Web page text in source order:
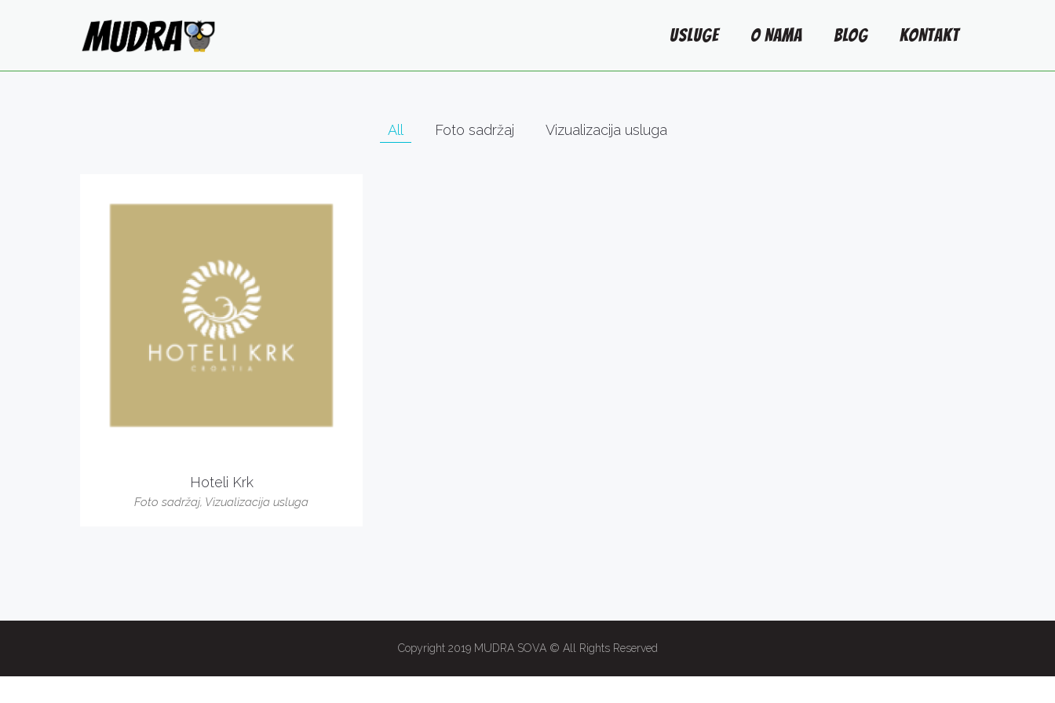
USLUGE O NAMA BLOG KONTAKT
All Foto sadržaj Vizualizacija usluga
Hoteli Krk
Foto sadržaj, Vizualizacija usluga
Copyright 2019 MUDRA SOVA © All Rights Reserved